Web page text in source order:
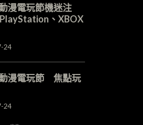
漫電玩節機迷注
、XBOX
24
漫電玩節 焦點玩
24